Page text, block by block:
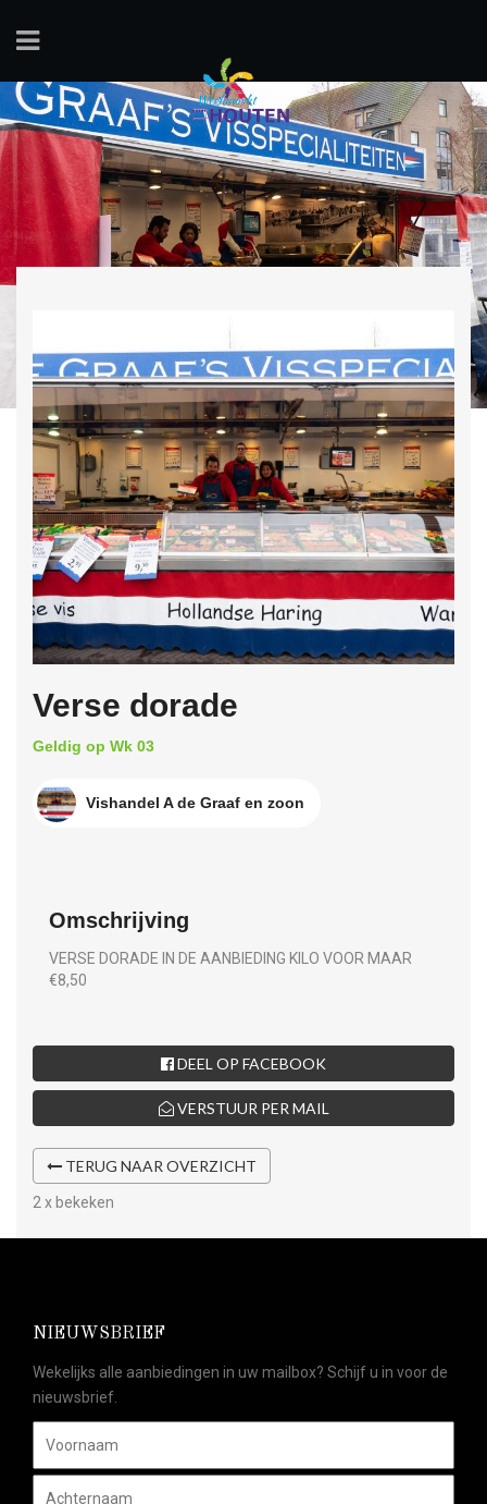
Verse dorade
Geldig op Wk 03
Vishandel A de Graaf en zoon
Omschrijving
VERSE DORADE IN DE AANBIEDING KILO VOOR MAAR
€8,50
DEEL OP FACEBOOK
VERSTUUR PER MAIL
TERUG NAAR OVERZICHT
2 x bekeken
NIEUWSBRIEF
Wekelijks alle aanbiedingen in uw mailbox? Schijf u in voor de
nieuwsbrief.